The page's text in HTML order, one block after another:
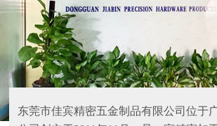
东莞市佳宾精密五金制品有限公司位于